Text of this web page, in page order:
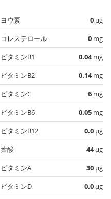
ヨウ素 0 µg
コレステロール
0 mg
ビタミンB1
0.04mg
ビタミンB2
0.14mg
ビタミンC
6 mg
ビタミンB6
0.05 mg
ビタミンB12
0.0 µg
葉酸
44µg
ビタミンA
30 µg
ビタミンD
0.0 µg